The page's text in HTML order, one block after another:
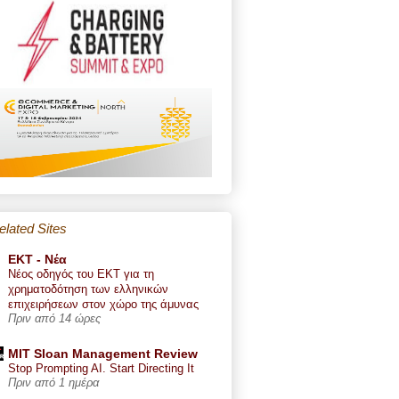
Sites
ΕΚΤ - Nέα
Νέος οδηγός του ΕΚΤ για τη
χρηματοδότηση των ελληνικών
επιχειρήσεων στον χώρο της άμυνας
Πριν από 14 ώρες
MIT Sloan Management Review
Stop Prompting AI. Start Directing It
Πριν από 1 ημέρα